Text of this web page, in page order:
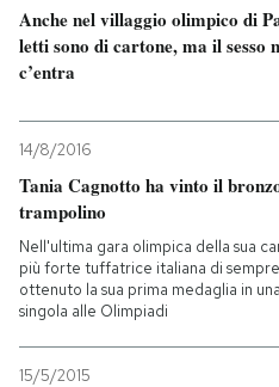
Anche nel villaggio olimpico di
letti sono di cartone, ma il sesso
c’entra
14/8/2016
Tania Cagnotto ha vinto il
trampolino
Nell'ultima gara olimpica della sua
più forte tuffatrice italiana di
ottenuto la sua prima medaglia in
singola alle Olimpiadi
15/5/2015